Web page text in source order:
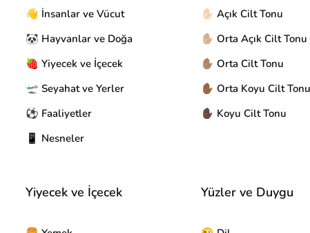
👋 İnsanlar ve Vücut
🐼 Hayvanlar ve Doğa
🍓 Yiyecek ve İçecek
🛫 Seyahat ve Yerler
⚽ Faaliyetler
📱 Nesneler
✋🏻 Açık Cilt Tonu
✋🏼 Orta Açık Cilt Tonu
✋🏽 Orta Cilt Tonu
✋🏾 Orta Koyu Cilt Tonu
✋🏿 Koyu Cilt Tonu
Yiyecek ve İçecek Yüzler ve Duygu